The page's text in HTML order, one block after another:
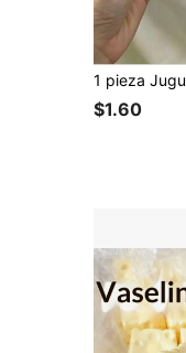
$1.60